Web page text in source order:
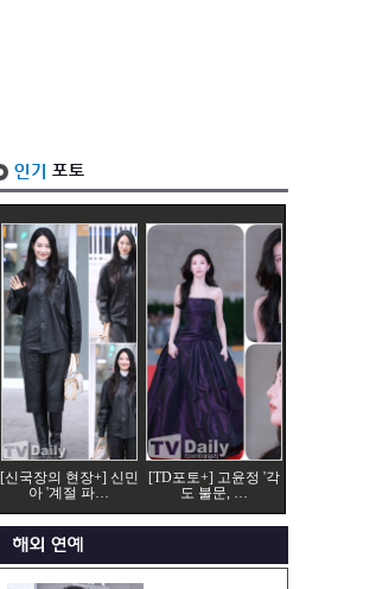
[신국장의 현장+] 신민
아 '계절 파…
[TD포토+] 고윤정 '각
도 불문, …